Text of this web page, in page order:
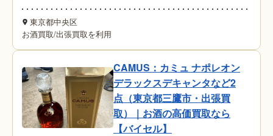
東京都中央区
お酒買取/出張買取を利用
CAMUS：カミュ ナポレオン
デラックスデキャンタなど2
点（東京都三鷹市・出張買
取）｜お酒の高価買取なら
【バイセル】